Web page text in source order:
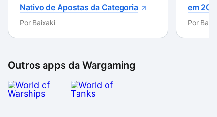
ao gastar algumas horas jogando, é possível entender
como funciona o sistema de batalha e destruir seu
primeiro inimigo – o que provavelmente só acontecerá
Nativo de Apostas da Categoria
Por Baixaki
em
Por
Outros apps da Wargaming